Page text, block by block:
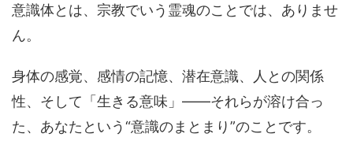
意識体とは、宗教でいう霊魂のことでは、ありませ
ん。
身体の感覚、感情の記憶、潜在意識、人との関係
性、そして「生きる意味」――それらが溶け合っ
た、あなたという“意識のまとまり”のことです。